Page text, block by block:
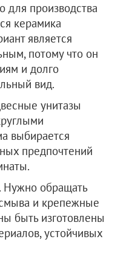
для производства
керамика
является
потому что он
и долго
вид.
унитазы
выбирается
предпочтений
Нужно обращать
и крепежные
быть изготовлены
устойчивых